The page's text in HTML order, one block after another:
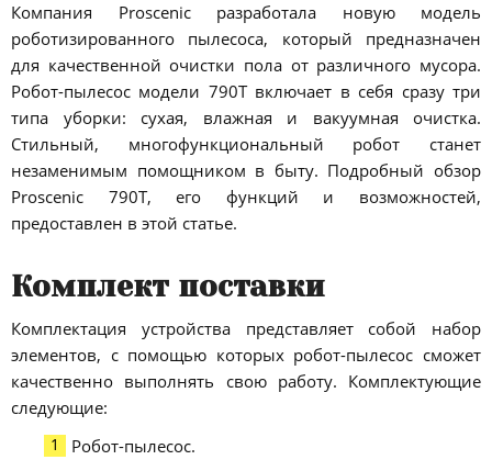
Компания Proscenic разработала новую модель
роботизированного пылесоса, который предназначен
для качественной очистки пола от различного мусора.
Робот-пылесос модели 790T включает в себя сразу три
типа уборки: сухая, влажная и вакуумная очистка.
Стильный, многофункциональный робот станет
незаменимым помощником в быту. Подробный обзор
Proscenic 790T, его функций и возможностей,
предоставлен в этой статье.
Комплект поставки
Комплектация устройства представляет собой набор
элементов, с помощью которых робот-пылесос сможет
качественно выполнять свою работу. Комплектующие
следующие:
Робот-пылесос.